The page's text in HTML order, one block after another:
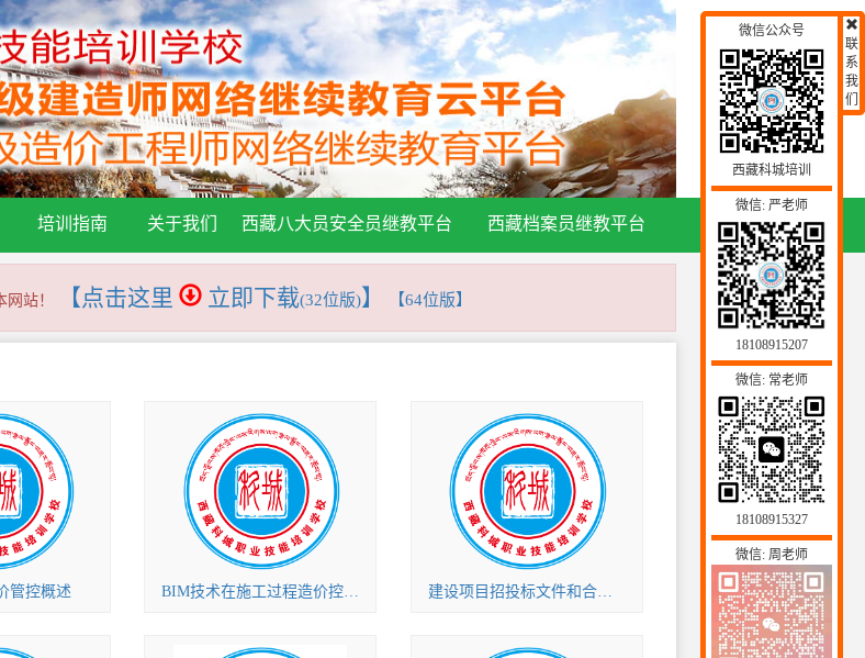
培训指南 关于我们 西藏八大员安全员继教平台 西藏档案员继教平台
站！ 【点击这里 立即下载(32位版)】 【64位版】
管控概述 BIM技术在施工过程造价控制中的应用 建设项目招投标文件和合同审核办法
微信公众号
西藏科城培训
微信: 严老师
18108915207
微信: 常老师
18108915327
微信: 周老师
联
系
我
们